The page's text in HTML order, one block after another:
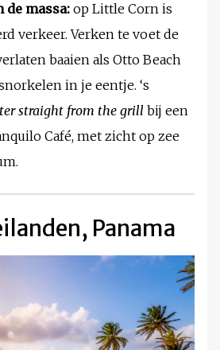
de massa: op Little Corn is
verkeer. Verken te voet de
baaien als Otto Beach
in je eentje. ‘s
straight from the grill bij een
Café, met zicht op zee
Panama